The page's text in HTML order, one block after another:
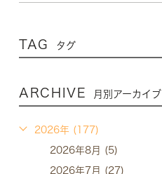
TAG タグ
ARCHIVE 月別アーカイブ
2026年 (177)
2026年8月 (5)
2026年7月 (27)